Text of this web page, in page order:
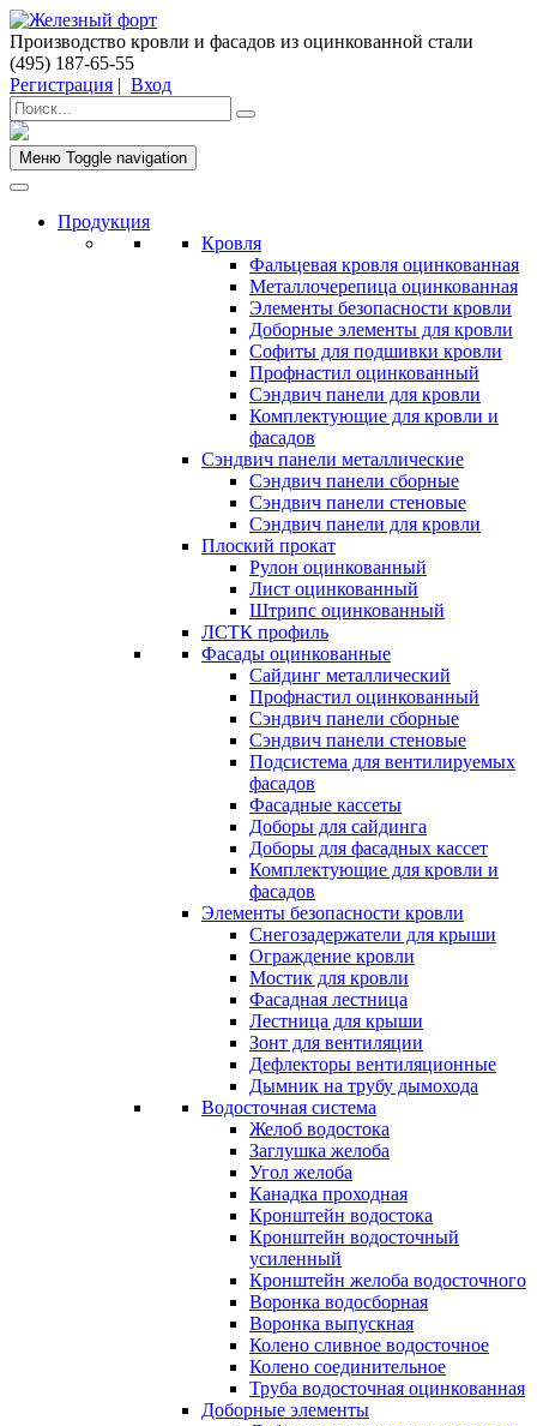
Производство кровли и фасадов из оцинкованной стали
(495) 187-65-55
Регистрация | Вход
Меню Toggle navigation
Продукция
Кровля
Фальцевая кровля оцинкованная
Металлочерепица оцинкованная
Элементы безопасности кровли
Доборные элементы для кровли
Софиты для подшивки кровли
Профнастил оцинкованный
Сэндвич панели для кровли
Комплектующие для кровли и
фасадов
Сэндвич панели металлические
Сэндвич панели сборные
Сэндвич панели стеновые
Сэндвич панели для кровли
Плоский прокат
Рулон оцинкованный
Лист оцинкованный
Штрипс оцинкованный
ЛСТК профиль
Фасады оцинкованные
Сайдинг металлический
Профнастил оцинкованный
Сэндвич панели сборные
Сэндвич панели стеновые
Подсистема для вентилируемых
фасадов
Фасадные кассеты
Доборы для сайдинга
Доборы для фасадных кассет
Комплектующие для кровли и
фасадов
Элементы безопасности кровли
Снегозадержатели для крыши
Ограждение кровли
Мостик для кровли
Фасадная лестница
Лестница для крыши
Зонт для вентиляции
Дефлекторы вентиляционные
Дымник на трубу дымохода
Водосточная система
Желоб водостока
Заглушка желоба
Угол желоба
Канадка проходная
Кронштейн водостока
Кронштейн водосточный
усиленный
Кронштейн желоба водосточного
Воронка водосборная
Воронка выпускная
Колено сливное водосточное
Колено соединительное
Труба водосточная оцинкованная
Доборные элементы